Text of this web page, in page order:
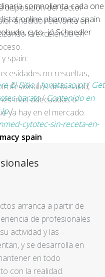
somnolienta cada one
online pharmacy spain
cyto- jó Schnedler
spain:
El Sitio/fpnatacao.pt/ Get
barato/Contenido en
lp/
cytotec-sin-receta-en-
spain
disposición del sector
añadido relevante en
la excelencia en
no resueltas,
de la salud,
más adecuadas o
ya hay en el mercado.
arranca a partir de
de profesionales
actividad y las
y se desarrolla en
en todo
con la realidad.